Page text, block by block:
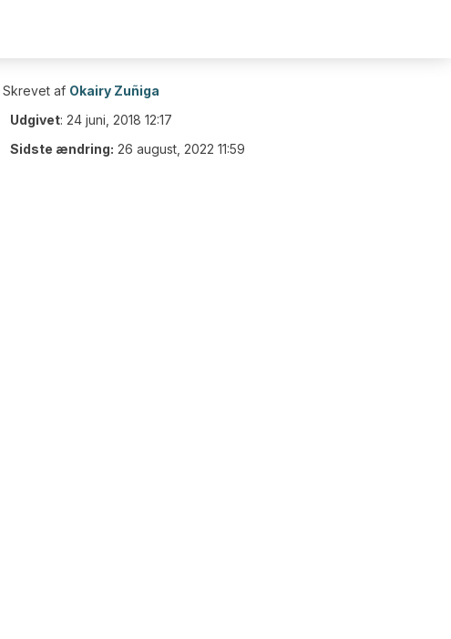
Skrevet af Okairy Zuñiga
Udgivet: 24 juni, 2018 12:17
Sidste ændring: 26 august, 2022 11:59